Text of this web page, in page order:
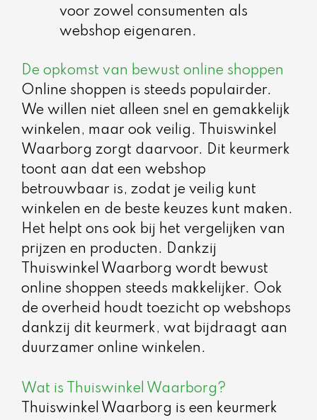
voor zowel consumenten als
webshop eigenaren.
De opkomst van bewust online shoppen
Online shoppen is steeds populairder.
We willen niet alleen snel en gemakkelijk
winkelen, maar ook veilig. Thuiswinkel
Waarborg zorgt daarvoor. Dit keurmerk
toont aan dat een webshop
betrouwbaar is, zodat je veilig kunt
winkelen en de beste keuzes kunt maken.
Het helpt ons ook bij het vergelijken van
prijzen en producten. Dankzij
Thuiswinkel Waarborg wordt bewust
online shoppen steeds makkelijker. Ook
de overheid houdt toezicht op webshops
dankzij dit keurmerk, wat bijdraagt aan
duurzamer online winkelen.
Wat is Thuiswinkel Waarborg?
Thuiswinkel Waarborg is een keurmerk